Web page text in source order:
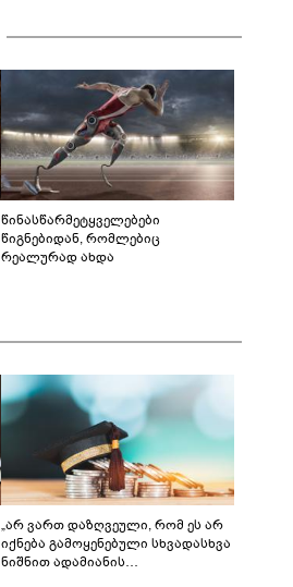
წინასწარმეტყველებები
წიგნებიდან, რომლებიც
რეალურად ახდა
„არ ვართ დაზღვეული, რომ ეს არ
იქნება გამოყენებული სხვადასხვა
ნიშნით ადამიანის